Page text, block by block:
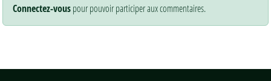
Connectez-vouspour pouvoir participer aux commentaires.